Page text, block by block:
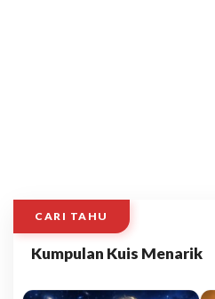
CARI TAHU
Kumpulan Kuis Menarik